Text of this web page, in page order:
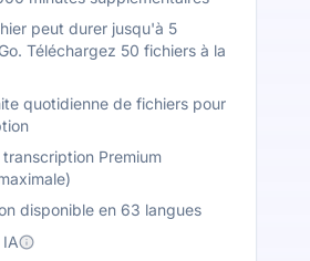
peut durer jusqu'à 5
Téléchargez 50 fichiers à la
quotidienne de fichiers pour
Premium
disponible en 63 langues